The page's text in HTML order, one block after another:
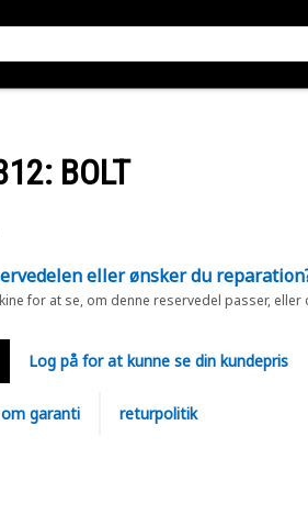
: BOLT
eller ønsker du
for at se, om denne reservedel passer,
Log på for at kunne se din kundepris
garanti returpolitik